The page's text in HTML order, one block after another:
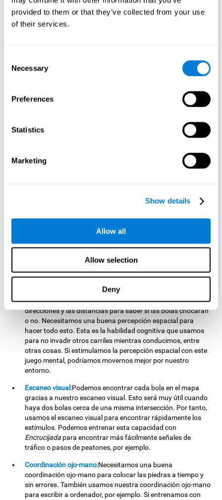
provided to them or that they’ve collected from your use
of their services.
Selection
Necessary
Preferences
Statistics
Marketing
Show details
Allow all
Allow selection
Deny
empleamos la planificación para establecer recorridos más
optimizados en coche, por ejemplo.
la colisión sin nuestra ayuda. En este caso, deberíamos
cortar o inhibir la conducta de poner la piedra, ya que ha
puede ser estimulada con este juego mental. Una mayor
capacidad inhibitoria puede ayudarnos a frenar a tiempo si
Memoria visual a corto plazo:
Podemos recordar la posición
de una bola mientras atendemos a las demás. Esto facilitará
que las otras bolas no corren peligro. Usamos nuestra
memoria visual a corto plazo para retener esta información.
cognitiva, podremos ser más eficientes en este tipo de
para detectar las bolas y las intersecciones donde podemos
poner las piedras. Todos los días usamos esta habilidad
centrados en una lectura. Podríamos ser más eficientes en
estas situaciones al estimular nuestra atención focalizada
Percepción espacial:Tenemos que calcular los espacios,
direcciones y las distancias para saber si las bolas chocarán
o no. Necesitamos una buena percepción espacial para
hacer todo esto. Esta es la habilidad cognitiva que usamos
para no invadir otros carriles mientras conducimos, entre
otras cosas. Si estimulamos la percepción espacial con este
juego mental, podríamos movernos mejor por nuestro
entorno.
Escaneo visual:Podemos encontrar cada bola en el mapa
gracias a nuestro escaneo visual. Esto será muy útil cuando
haya dos bolas cerca de una misma intersección. Por tanto,
usamos el escaneo visual para encontrar rápidamente los
estímulos. Podemos entrenar esta capacidad con
Encrucijada para encontrar más fácilmente señales de
tráfico o pasos de peatones, por ejemplo.
Coordinación ojo-mano:Necesitamos una buena
coordinación ojo-mano para colocar las piedras a tiempo y
sin errores. También usamos nuestra coordinación ojo-mano
para escribir a ordenador, por ejemplo. Si entrenamos con